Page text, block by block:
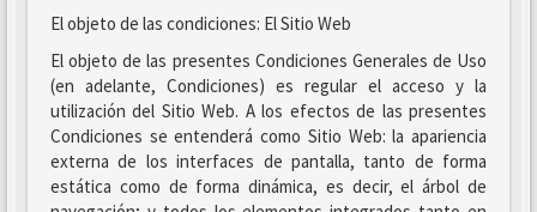
El objeto de las condiciones: El Sitio Web
El objeto de las presentes Condiciones Generales de Uso
(en adelante, Condiciones) es regular el acceso y la
utilización del Sitio Web. A los efectos de las presentes
Condiciones se entenderá como Sitio Web: la apariencia
externa de los interfaces de pantalla, tanto de forma
estática como de forma dinámica, es decir, el árbol de